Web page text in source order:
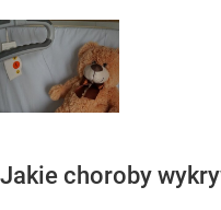
Jakie choroby